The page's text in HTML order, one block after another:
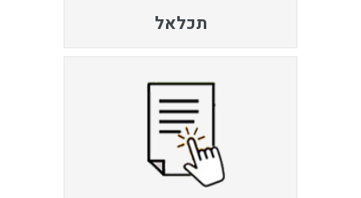
תכלאל